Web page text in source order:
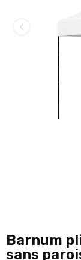
Barnum
sans